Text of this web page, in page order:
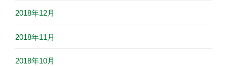
2018年12月
2018年11月
2018年10月